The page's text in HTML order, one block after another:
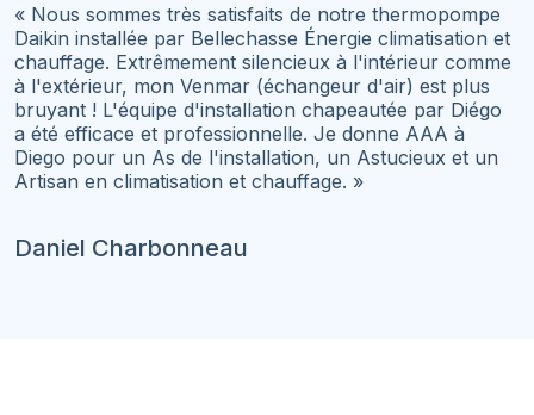
« Nous sommes très satisfaits de notre thermopompe
Daikin installée par Bellechasse Énergie climatisation et
chauffage. Extrêmement silencieux à l'intérieur comme
à l'extérieur, mon Venmar (échangeur d'air) est plus
bruyant ! L'équipe d'installation chapeautée par Diégo
a été efficace et professionnelle. Je donne AAA à
Diego pour un As de l'installation, un Astucieux et un
Artisan en climatisation et chauffage. »
Daniel Charbonneau